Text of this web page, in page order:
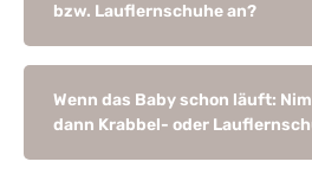
bzw. Lauflernschuhe an?
Wenn das Baby schon läuft:
dann Krabbel- oder